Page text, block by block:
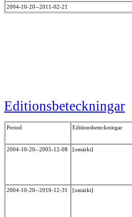
2004-10-20--2011-02-21
Editionsbeteckningar
Period Editionsbeteckningar
2004-10-20--2005-12-08 [omärkt]
2004-10-20--2010-12-31 [omärkt]